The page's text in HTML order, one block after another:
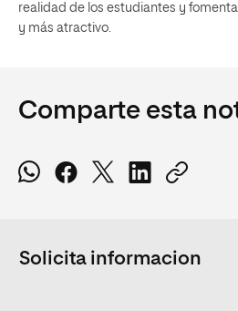
realidad de los estudiantes y
y más atractivo.
Comparte esta
Solicita informacion